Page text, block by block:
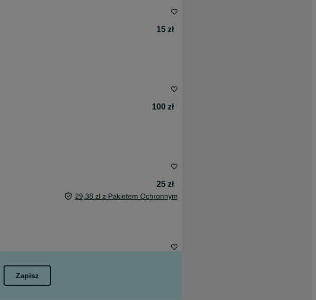
15 zł
100 zł
25 zł
29,38 zł z Pakietem Ochronnym
Zapisz